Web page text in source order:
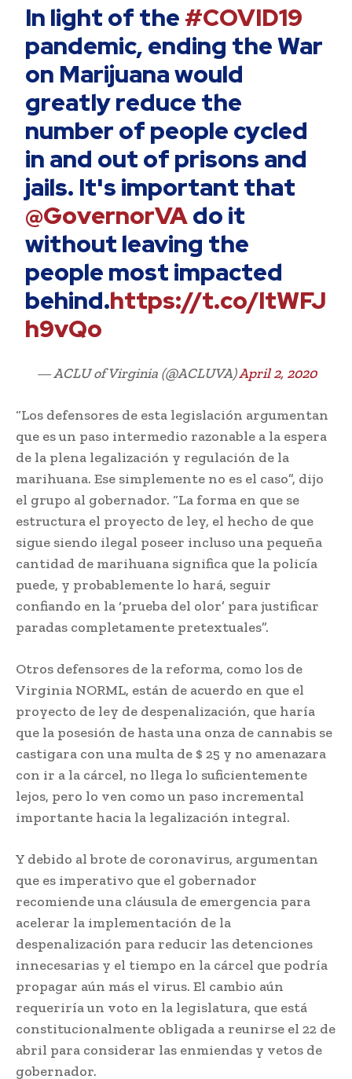
In light of the #COVID19
pandemic, ending the War
on Marijuana would
greatly reduce the
number of people cycled
in and out of prisons and
jails. It's important that
@GovernorVAdo it
without leaving the
people most impacted
behind.https://t.co/ltWFJ
h9vQo
— ACLU of Virginia (@ACLUVA)April 2, 2020
“Los defensores de esta legislación argumentan
que es un paso intermedio razonable a la espera
de la plena legalización y regulación de la
marihuana. Ese simplemente no es el caso”, dijo
el grupo al gobernador. “La forma en que se
estructura el proyecto de ley, el hecho de que
sigue siendo ilegal poseer incluso una pequeña
cantidad de marihuana significa que la policía
puede, y probablemente lo hará, seguir
confiando en la ‘prueba del olor’ para justificar
paradas completamente pretextuales”.
Otros defensores de la reforma, como los de
Virginia NORML, están de acuerdo en que el
proyecto de ley de despenalización, que haría
que la posesión de hasta una onza de cannabis se
castigara con una multa de $ 25 y no amenazara
con ir a la cárcel, no llega lo suficientemente
lejos, pero lo ven como un paso incremental
importante hacia la legalización integral.
Y debido al brote de coronavirus, argumentan
que es imperativo que el gobernador
recomiende una cláusula de emergencia para
acelerar la implementación de la
despenalización para reducir las detenciones
innecesarias y el tiempo en la cárcel que podría
propagar aún más el virus. El cambio aún
requeriría un voto en la legislatura, que está
constitucionalmente obligada a reunirse el 22 de
abril para considerar las enmiendas y vetos de
gobernador.